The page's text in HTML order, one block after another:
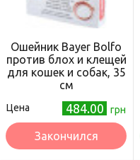
Ошейник Bayer Bolfo
против блох и клещей
для кошек и собак, 35
см
Цена 484.00 грн
Закончился